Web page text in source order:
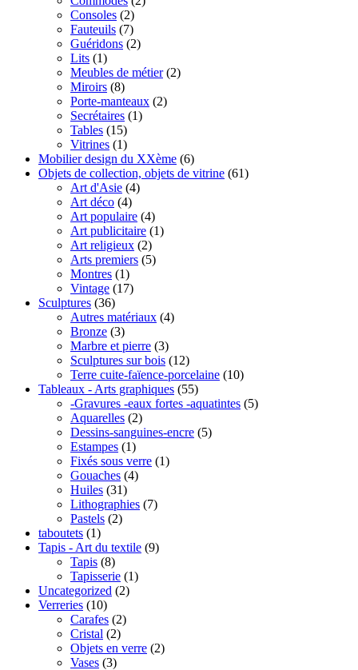
Consoles (2)
Fauteuils (7)
Guéridons (2)
Lits (1)
Meubles de métier (2)
Miroirs (8)
Porte-manteaux (2)
Secrétaires (1)
Tables (15)
Vitrines (1)
Mobilier design du XXème (6)
Objets de collection, objets de vitrine (61)
Art d'Asie (4)
Art déco (4)
Art populaire (4)
Art publicitaire (1)
Art religieux (2)
Arts premiers (5)
Montres (1)
Vintage (17)
Sculptures (36)
Autres matériaux (4)
Bronze (3)
Marbre et pierre (3)
Sculptures sur bois (12)
Terre cuite-faïence-porcelaine (10)
Tableaux - Arts graphiques (55)
-Gravures -eaux fortes -aquatintes (5)
Aquarelles (2)
Dessins-sanguines-encre (5)
Estampes (1)
Fixés sous verre (1)
Gouaches (4)
Huiles (31)
Lithographies (7)
Pastels (2)
taboutets (1)
Tapis - Art du textile (9)
Tapis (8)
Tapisserie (1)
Uncategorized (2)
Verreries (10)
Carafes (2)
Cristal (2)
Objets en verre (2)
Vases (3)